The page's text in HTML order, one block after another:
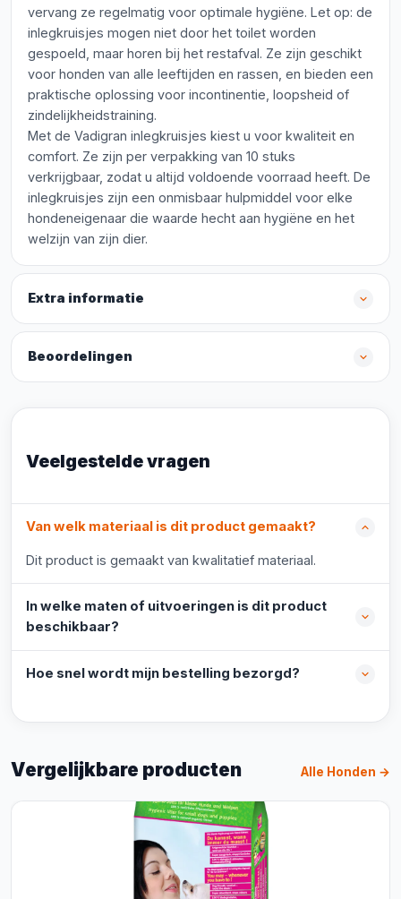
vervang ze regelmatig voor optimale hygiëne. Let op: de
inlegkruisjes mogen niet door het toilet worden
gespoeld, maar horen bij het restafval. Ze zijn geschikt
voor honden van alle leeftijden en rassen, en bieden een
praktische oplossing voor incontinentie, loopsheid of
zindelijkheidstraining.
Met de Vadigran inlegkruisjes kiest u voor kwaliteit en
comfort. Ze zijn per verpakking van 10 stuks
verkrijgbaar, zodat u altijd voldoende voorraad heeft. De
inlegkruisjes zijn een onmisbaar hulpmiddel voor elke
hondeneigenaar die waarde hecht aan hygiëne en het
welzijn van zijn dier.
Extra informatie
Beoordelingen
Veelgestelde vragen
Van welk materiaal is dit product gemaakt?
Dit product is gemaakt van kwalitatief materiaal.
In welke maten of uitvoeringen is dit product
beschikbaar?
Hoe snel wordt mijn bestelling bezorgd?
Vergelijkbare producten Alle Honden →